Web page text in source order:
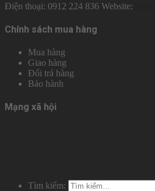
Điện thoại: 0912 224 836 Website:
Chính sách mua hàng
Mua hàng
Giao hàng
Đổi trả hàng
Bảo hành
Mạng xã hội
Tìm kiếm: